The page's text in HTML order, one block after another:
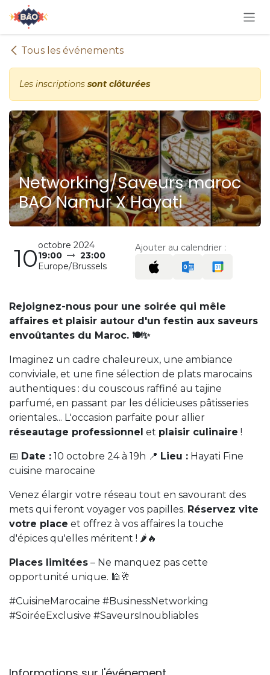
Se rendre au contenu
Tous les événements
Les inscriptions sont clôturées
Networking/Saveurs maroc
BAO Namur X Hayati
10octobre 2024
19:00
23:00
Europe/Brussels
Ajouter au calendrier :
Rejoignez-nous pour une soirée qui mêle
affaires et plaisir autour d'un festin aux saveurs
envoûtantes du Maroc. 🍽️✨
Imaginez un cadre chaleureux, une ambiance
conviviale, et une fine sélection de plats marocains
authentiques : du couscous raffiné au tajine
parfumé, en passant par les délicieuses pâtisseries
orientales... L'occasion parfaite pour allier
réseautage professionnel et plaisir culinaire !
📅 Date : 10 octobre 24 à 19h 📍 Lieu : Hayati Fine
cuisine marocaine
Venez élargir votre réseau tout en savourant des
mets qui feront voyager vos papilles. Réservez vite
votre place et offrez à vos affaires la touche
d'épices qu'elles méritent ! 🌶️🔥
Places limitées – Ne manquez pas cette
opportunité unique. 🕌🥂
#CuisineMarocaine #BusinessNetworking
#SoiréeExclusive #SaveursInoubliables